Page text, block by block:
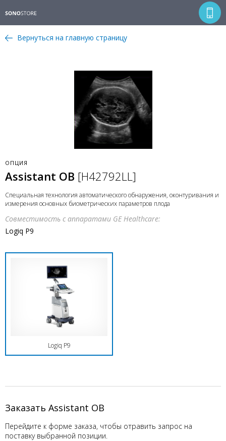
Вернуться на главную страницу
ОПЦИЯ
Assistant OB [H42792LL]
Специальная технология автоматического обнаружения, оконтуривания и
измерения основных биометрических параметров плода
Совместимость с аппаратами GE Healthcare:
Logiq P9
Logiq P9
Заказать Assistant OB
Перейдите к форме заказа, чтобы отравить запрос на
поставку выбранной позиции.